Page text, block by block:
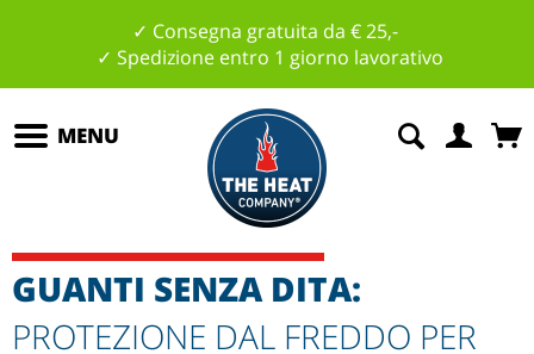
✓ Consegna gratuita da € 25,-
✓ Spedizione entro 1 giorno lavorativo
MENU
GUANTI SENZA DITA:
PROTEZIONE DAL FREDDO PER